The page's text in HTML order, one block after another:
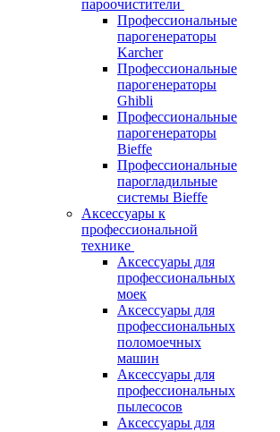
пароочистители
Профессиональные
парогенераторы
Karcher
Профессиональные
парогенераторы
Ghibli
Профессиональные
парогенераторы
Bieffe
Профессиональные
парогладильные
системы Bieffe
Аксессуары к
профессиональной
технике
Аксессуары для
профессиональных
моек
Аксессуары для
профессиональных
поломоечных
машин
Аксессуары для
профессиональных
пылесосов
Аксессуары для